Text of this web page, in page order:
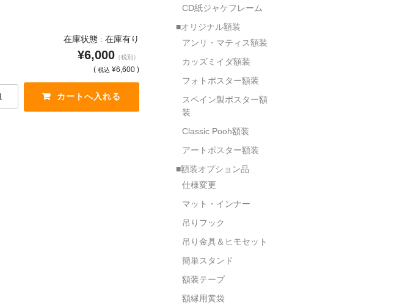
在庫状態 : 在庫有り
¥6,000 （税別）
( 税込 ¥6,600 )
CD紙ジャケフレーム
■オリジナル額装
アンリ・マティス額装
カッズミイダ額装
フォトポスター額装
スペイン製ポスター額
装
Classic Pooh額装
アートポスター額装
■額装オプション品
仕様変更
マット・インナー
吊りフック
吊り金具＆ヒモセット
簡単スタンド
額装テープ
額縁用黄袋